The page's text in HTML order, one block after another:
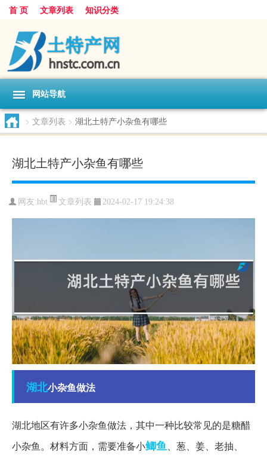
首 页 文章列表 知识分类
网站导航
> 文章列表 > 湖北土特产小杂鱼有哪些
湖北土特产小杂鱼有哪些
网友:hbt 文章列表 2024-02-17 19:24:38
湖北小杂鱼做法
湖北地区有许多小杂鱼做法，其中一种比较常见的是糖醋
小杂鱼。材料方面，需要准备小鲫鱼、葱、姜、老抽、